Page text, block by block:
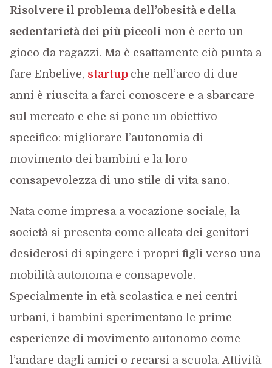
Risolvere il problema dell’obesità e della
sedentarietà dei più piccoli non è certo un
gioco da ragazzi. Ma è esattamente ciò punta a
fare Enbelive, startup che nell’arco di due
anni è riuscita a farci conoscere e a sbarcare
sul mercato e che si pone un obiettivo
specifico: migliorare l’autonomia di
movimento dei bambini e la loro
consapevolezza di uno stile di vita sano.
Nata come impresa a vocazione sociale, la
società si presenta come alleata dei genitori
desiderosi di spingere i propri figli verso una
mobilità autonoma e consapevole.
Specialmente in età scolastica e nei centri
urbani, i bambini sperimentano le prime
esperienze di movimento autonomo come
l’andare dagli amici o recarsi a scuola. Attività